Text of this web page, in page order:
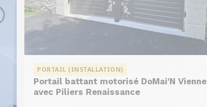
PORTAIL (INSTALLATION)
Portail battant motorisé DoMai'N Vienne
avec Piliers Renaissance